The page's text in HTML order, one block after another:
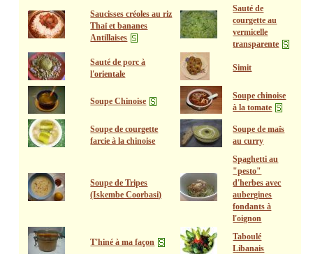
Saucisses créoles au riz
Thaï et bananes
Antillaises
Sauté de
courgette au
vermicelle
transparente
Sauté de porc à
l'orientale
Simit
Soupe Chinoise
Soupe chinoise
à la tomate
Soupe de courgette
farcie à la chinoise
Soupe de maïs
au curry
Soupe de Tripes
(Iskembe Coorbasi)
Spaghetti au
"pesto"
d'herbes avec
aubergines
fondants à
l'oignon
T'hiné à ma façon
Taboulé
Libanais